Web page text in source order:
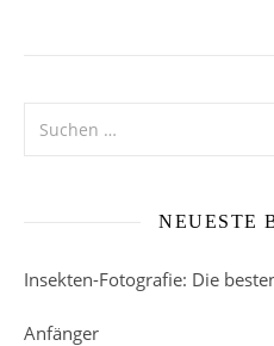
NEUESTE
Insekten-Fotografie: Die
Anfänger